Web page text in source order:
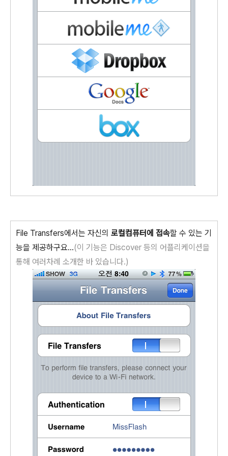
File Transfers에서는 자신의 로컬컴퓨터에 접속할 수 있는 기
능을 제공하구요...(이 기능은 Discover 등의 어플리케이션을
통해 여러차례 소개한 바 있습니다.)